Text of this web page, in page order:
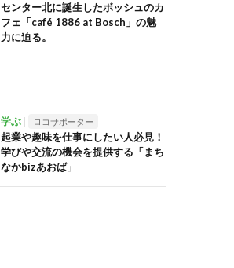
センター北に誕生したボッシュのカ
フェ「café 1886 at Bosch」の魅
力に迫る。
学ぶ ロコサポーター
起業や趣味を仕事にしたい人必見！
学びや交流の機会を提供する「まち
なかbizあおば」